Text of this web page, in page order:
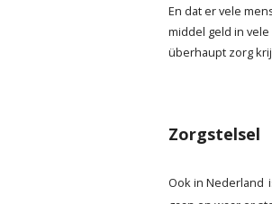
En dat er vele
middel geld in
überhaupt zorg
Zorgstelsel
Ook in Nederland